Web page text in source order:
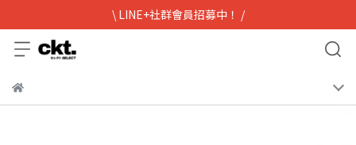
\ LINE+社群會員招募中！ /